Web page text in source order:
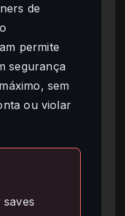
de
permite
segurança
sem
ou violar